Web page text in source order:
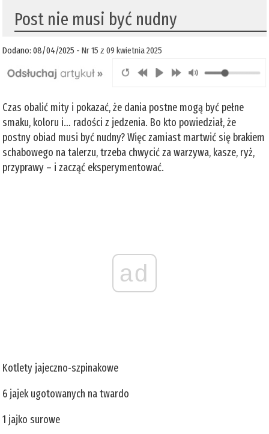
Post nie musi być nudny
Dodano: 08/04/2025 -Nr 15 z 09 kwietnia 2025
Czas obalić mity i pokazać, że dania postne mogą być pełne
smaku, koloru i… radości z jedzenia. Bo kto powiedział, że
postny obiad musi być nudny? Więc zamiast martwić się brakiem
schabowego na talerzu, trzeba chwycić za warzywa, kasze, ryż,
przyprawy – i zacząć eksperymentować.
ad
Kotlety jajeczno-szpinakowe
6 jajek ugotowanych na twardo
1 jajko surowe